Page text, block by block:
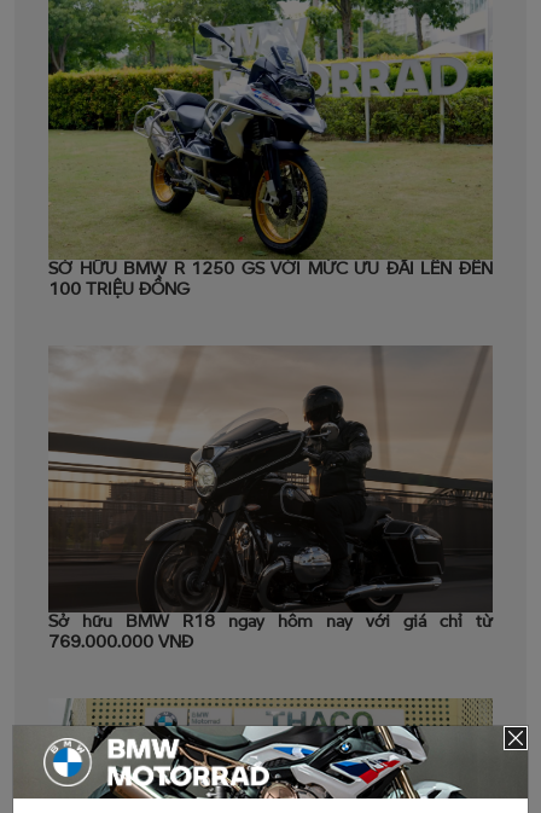
SỞ HỮU BMW R 1250 GS VỚI MỨC ƯU ĐÃI LÊN ĐẾN
100 TRIỆU ĐỒNG
Sở hữu BMW R18 ngay hôm nay với giá chỉ từ
769.000.000 VNĐ